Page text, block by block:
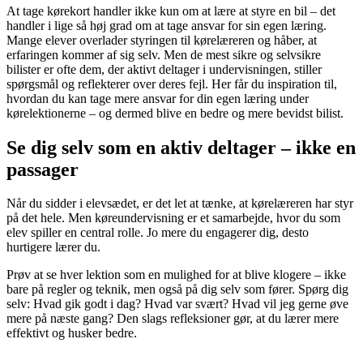
At tage kørekort handler ikke kun om at lære at styre en bil – det
handler i lige så høj grad om at tage ansvar for sin egen læring.
Mange elever overlader styringen til kørelæreren og håber, at
erfaringen kommer af sig selv. Men de mest sikre og selvsikre
bilister er ofte dem, der aktivt deltager i undervisningen, stiller
spørgsmål og reflekterer over deres fejl. Her får du inspiration til,
hvordan du kan tage mere ansvar for din egen læring under
kørelektionerne – og dermed blive en bedre og mere bevidst bilist.
Se dig selv som en aktiv deltager – ikke en
passager
Når du sidder i elevsædet, er det let at tænke, at kørelæreren har styr
på det hele. Men køreundervisning er et samarbejde, hvor du som
elev spiller en central rolle. Jo mere du engagerer dig, desto
hurtigere lærer du.
Prøv at se hver lektion som en mulighed for at blive klogere – ikke
bare på regler og teknik, men også på dig selv som fører. Spørg dig
selv: Hvad gik godt i dag? Hvad var svært? Hvad vil jeg gerne øve
mere på næste gang? Den slags refleksioner gør, at du lærer mere
effektivt og husker bedre.